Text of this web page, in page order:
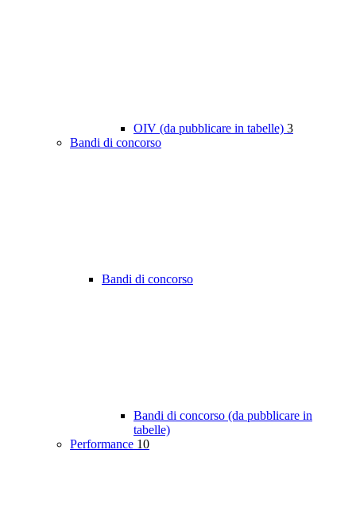
OIV (da pubblicare in tabelle) 3
Bandi di concorso
Bandi di concorso
Bandi di concorso (da pubblicare in
tabelle)
Performance 10